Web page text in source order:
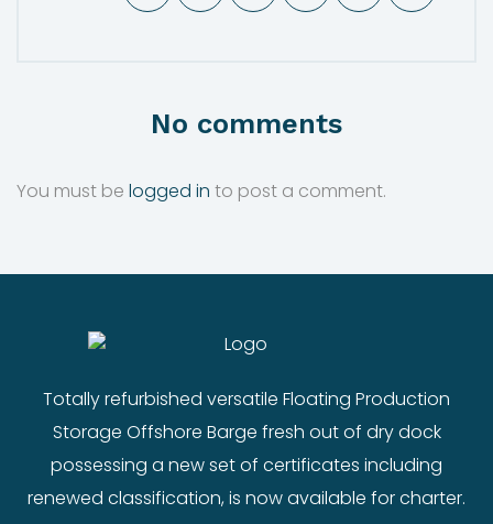
No comments
You must be logged in to post a comment.
Totally refurbished versatile Floating Production
Storage Offshore Barge fresh out of dry dock
possessing a new set of certificates including
renewed classification, is now available for charter.